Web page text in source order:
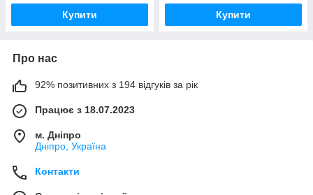
Купити Купити
Про нас
92% позитивних з 194 відгуків за рік
Працює з 18.07.2023
м. Дніпро
Дніпро, Україна
Контакти